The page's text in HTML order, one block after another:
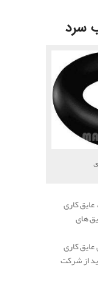
سرد
کاری
های
کاری
از شرکت